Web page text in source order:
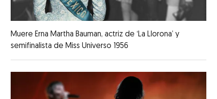
Muere Erna Martha Bauman, actriz de ‘La Llorona’ y
semifinalista de Miss Universo 1956